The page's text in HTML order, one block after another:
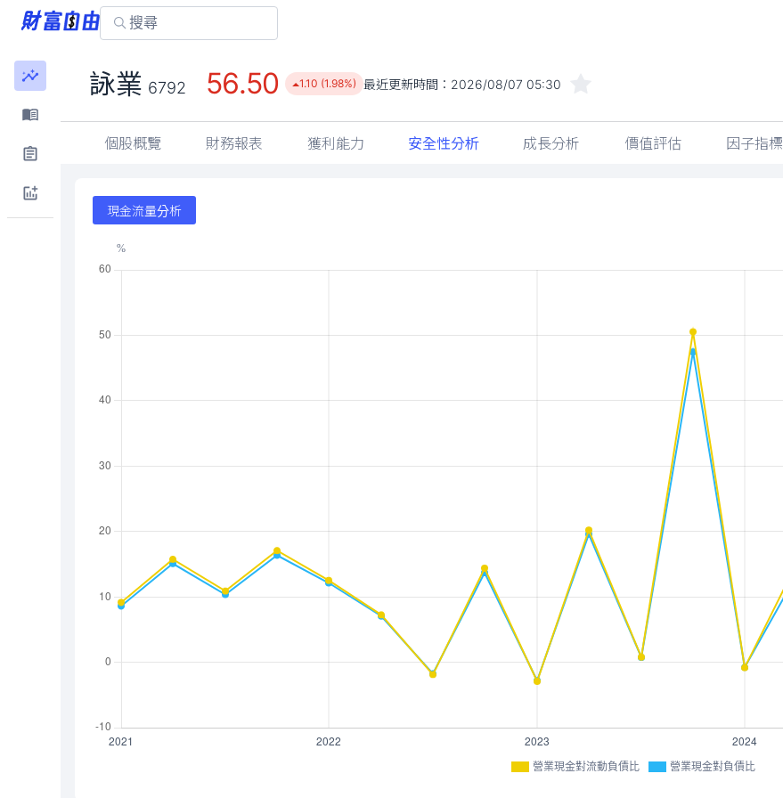
詠業 6792 56.50 1.10 (1.98%) 最近更新時間： 2026/08/07 05:30
個股概覽 財務報表 獲利能力 安全性分析 成長分析 價值評估 因子指標
現金流量分析
營業現金對流動負債比 營業現金對負債比